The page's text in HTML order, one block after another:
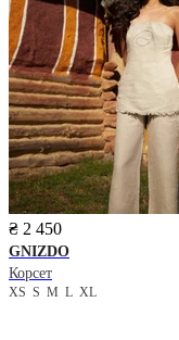
₴ 2 450
GNIZDO
Корсет
XS S M L XL